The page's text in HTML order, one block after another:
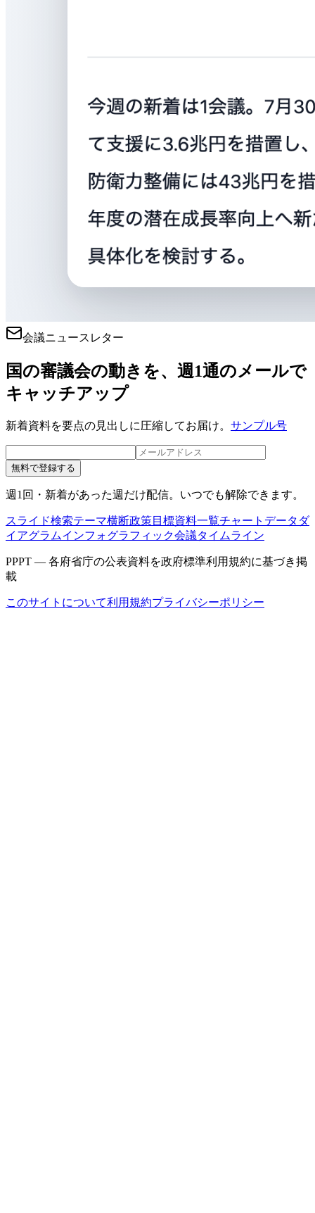
会議ニュースレター
国の審議会の動きを、週1通のメールで
キャッチアップ
新着資料を要点の見出しに圧縮してお届け。 サンプル号
無料で登録する
週1回・新着があった週だけ配信。いつでも解除できます。
スライド検索テーマ横断政策目標資料一覧チャートデータ ダ
イアグラムインフォグラフィック会議タイムライン
PPPT — 各府省庁の公表資料を政府標準利用規約に基づき掲
載
このサイトについて利用規約プライバシーポリシー